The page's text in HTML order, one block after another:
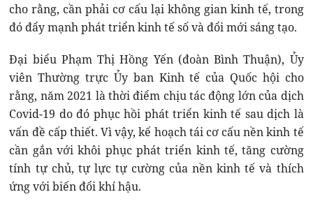
cho rằng, cần phải cơ cấu lại không gian kinh tế, trong
đó đẩy mạnh phát triển kinh tế số và đổi mới sáng tạo.
Đại biểu Phạm Thị Hồng Yến (đoàn Bình Thuận), Ủy
viên Thường trực Ủy ban Kinh tế của Quốc hội cho
rằng, năm 2021 là thời điểm chịu tác động lớn của dịch
Covid-19 do đó phục hồi phát triển kinh tế sau dịch là
vấn đề cấp thiết. Vì vậy, kế hoạch tái cơ cấu nền kinh tế
cần gắn với khôi phục phát triển kinh tế, tăng cường
tính tự chủ, tự lực tự cường của nền kinh tế và thích
ứng với biến đổi khí hậu.